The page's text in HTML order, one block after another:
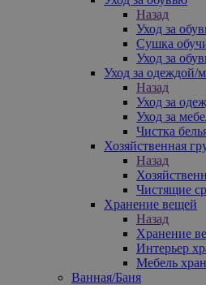
Назад
Уход за
Сушка
Уход за
Уход за одеждой/
Назад
Уход за
Уход за
Чистка
Хозяйственная
Назад
Чистящие
Хранение вещей
Назад
Хранение
Интерьер
Мебель
Ванная/Баня